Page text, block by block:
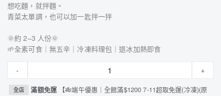
想吃麵，就拌麵。
青菜太單調，也可以加一匙拌一拌
🌞約 2–3 人份🌞
🌱全素可食｜無五辛｜冷凍料理包｜退冰加熱即食
- +
全店 滿額免運
【🎋端午優惠｜全館滿$1200 7-11超取免運(冷凍)(原